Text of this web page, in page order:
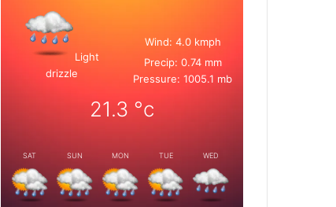
Light
drizzle
Wind: 4.0 kmph
Precip: 0.74 mm
Pressure: 1005.1 mb
21.3 °c
SAT SUN MON TUE WED